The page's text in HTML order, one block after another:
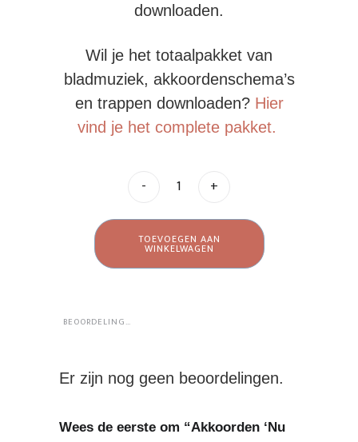
downloaden.
Wil je het totaalpakket van
bladmuziek, akkoordenschema’s
en trappen downloaden? Hier
vind je het complete pakket.
- +
TOEVOEGEN AAN
WINKELWAGEN
BEOORDELINGEN (0)
Er zijn nog geen beoordelingen.
Wees de eerste om “Akkoorden ‘Nu